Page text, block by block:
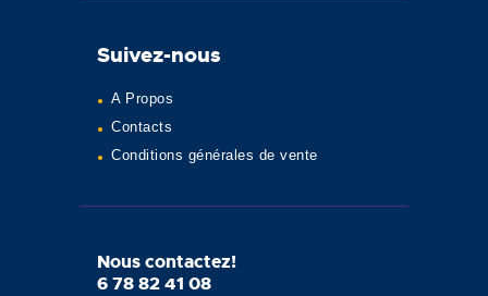
Suivez-nous
A Propos
Contacts
Conditions générales de vente
Nous contactez!
6 78 82 41 08